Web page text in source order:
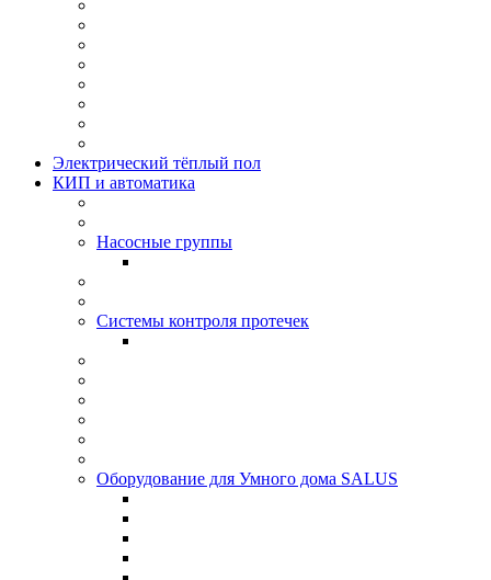
Электрический тёплый пол
КИП и автоматика
Насосные группы
Системы контроля протeчек
Оборудование для Умного дома SALUS